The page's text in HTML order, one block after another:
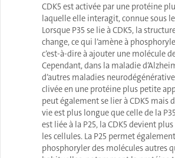
CDK5 est activée par une protéine
laquelle elle interagit, connue sous
Lorsque P35 se lie à CDK5, la
change, ce qui l’amène à
c’est-à-dire à ajouter une molécule
Cependant, dans la maladie
d’autres maladies
clivée en une protéine plus petite
peut également se lier à CDK5 mais
vie est plus longue que celle de la
est liée à la P25, la CDK5 devient
les cellules. La P25 permet
phosphoryler des molécules autres